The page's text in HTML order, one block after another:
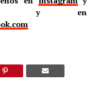
en